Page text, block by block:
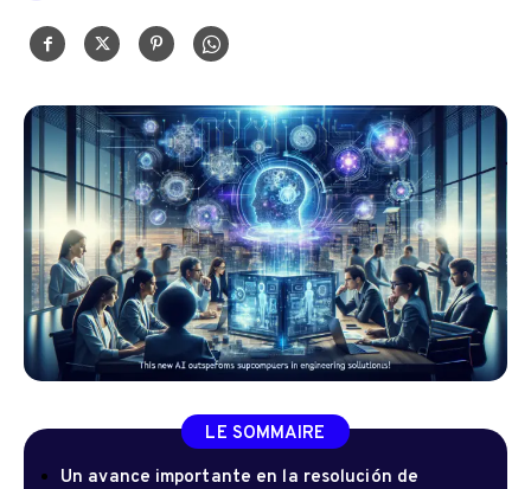
LE SOMMAIRE
Un avance importante en la resolución de